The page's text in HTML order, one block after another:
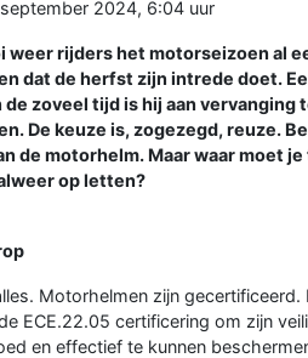
2024, 6:04 uur
weer rijders het motorseizoen al
dat de herfst zijn intrede doet.
zoveel tijd is hij aan vervanging
De keuze is, zogezegd, reuze.
de motorhelm. Maar waar moet
op letten?
Motorhelmen zijn
ECE.22.05 certificering om zijn
en effectief te kunnen